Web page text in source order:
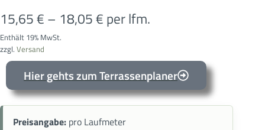
15,65€ – 18,05€ per lfm.
Enthält 19% MwSt.
zzgl. Versand
Hier gehts zum Terrassenplaner
Preisangabe: pro Laufmeter